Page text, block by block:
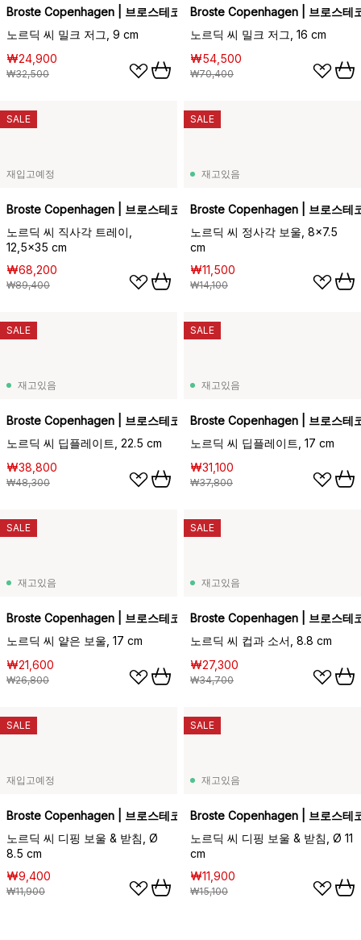
Broste Copenhagen | 브로스테코펜하겐
노르딕 씨 밀크 저그, 9 cm
₩24,900
₩32,500
Broste Copenhagen | 브로스테
노르딕 씨 밀크 저그, 16 cm
₩54,500
₩70,400
재입고예정
Broste Copenhagen | 브로스테코펜하겐
노르딕 씨 직사각 트레이,
12,5x35 cm
₩68,200
₩89,400
SALE
재고있음
Broste Copenhagen | 브로스테
노르딕 씨 정사각 보울, 8x7.5
cm
₩11,500
₩14,100
SALE
재고있음
Broste Copenhagen | 브로스테코펜하겐
노르딕 씨 딥플레이트, 22.5 cm
₩38,800
₩48,300
SALE
재고있음
Broste Copenhagen | 브로스테
노르딕 씨 딥플레이트, 17 cm
₩31,100
₩37,800
SALE
재고있음
Broste Copenhagen | 브로스테코펜하겐
노르딕 씨 얕은 보울, 17 cm
₩21,600
₩26,800
SALE
재고있음
Broste Copenhagen | 브로스테
노르딕 씨 컵과 소서, 8.8 cm
₩27,300
₩34,700
SALE
재입고예정
Broste Copenhagen | 브로스테코펜하겐
노르딕 씨 디핑 보울 & 받침, Ø
8.5 cm
₩9,400
₩11,900
SALE
재고있음
Broste Copenhagen | 브로스테
노르딕 씨 디핑 보울 & 받침, Ø 11
cm
₩11,900
₩15,100
SALE